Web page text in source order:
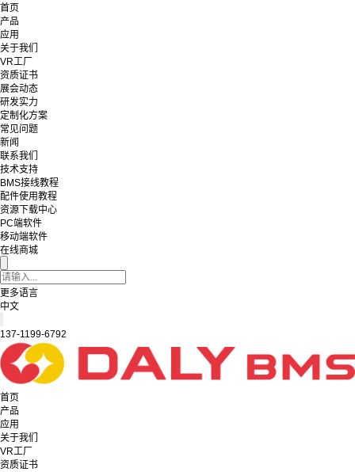
首页
产品
应用
关于我们
VR工厂
资质证书
展会动态
研发实力
定制化方案
常见问题
新闻
联系我们
技术支持
BMS接线教程
配件使用教程
资源下载中心
PC端软件
移动端软件
在线商城
更多语言
中文
137-1199-6792
首页
产品
应用
关于我们
VR工厂
资质证书